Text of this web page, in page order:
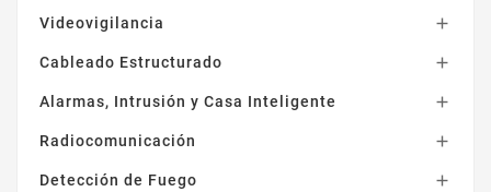
Videovigilancia 
Cableado Estructurado 
Alarmas, Intrusión y Casa Inteligente 
Radiocomunicación 
Detección de Fuego 